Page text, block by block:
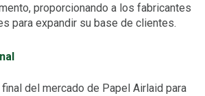
proporcionando a los fabricantes
para expandir su base de clientes.
del mercado de Papel Airlaid para